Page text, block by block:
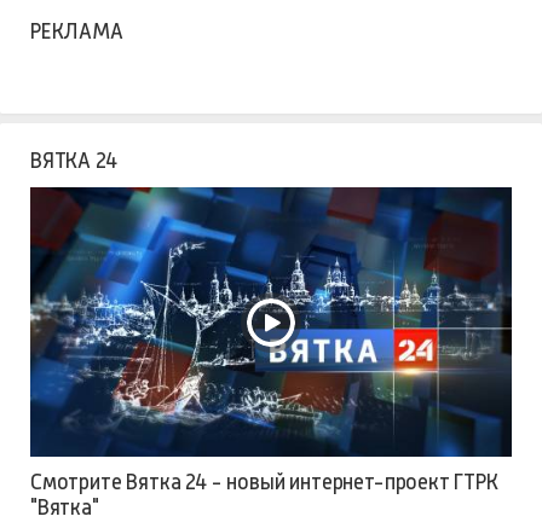
РЕКЛАМА
ВЯТКА 24
Смотрите Вятка 24 - новый интернет-проект ГТРК
"Вятка"